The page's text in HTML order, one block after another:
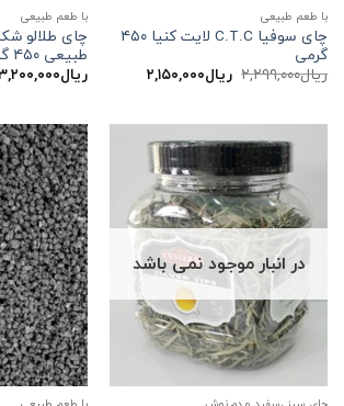
با طعم طبیعی
چای سوفیا C.T.C لایت کنیا ۴۵۰
گرمی
ریال۲,۲۹۹,۰۰۰ قیمت
اصلی:
ریال۲,۱۵۰,۰۰۰قیمت
فعلی:
با طعم طبیعی
چای طلالو
طبیعی ۴۵۰ گرمی
ریال
در انبار موجود نمی باشد